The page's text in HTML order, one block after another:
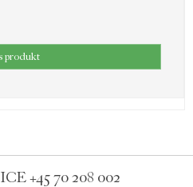
produkt
+45 70 208 002